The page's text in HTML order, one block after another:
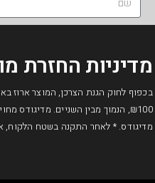
מדיניות החזרת
₪100, הנמוך מבין השניים.
מדיגודס. * לאחר התקנה בשטח הלקוח,